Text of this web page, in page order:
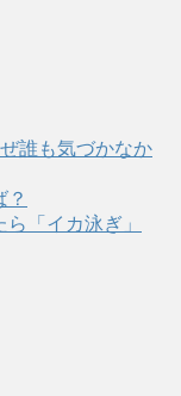
誰も気づかなか
「イカ泳ぎ」